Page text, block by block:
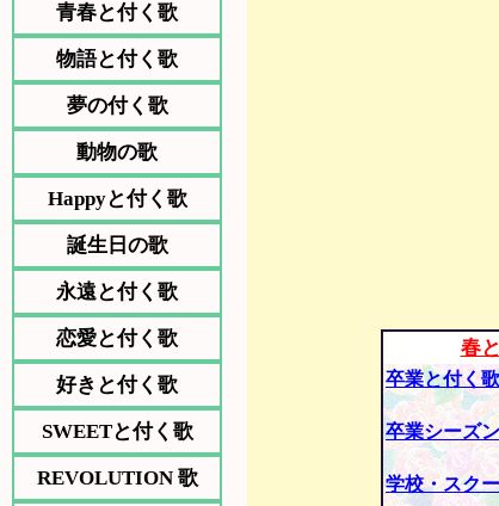
青春と付く歌
物語と付く歌
夢の付く歌
動物の歌
Happyと付く歌
誕生日の歌
永遠と付く歌
恋愛と付く歌
好きと付く歌
SWEETと付く歌
REVOLUTION 歌
春
卒業と付く歌
卒業シーズ
学校・スク